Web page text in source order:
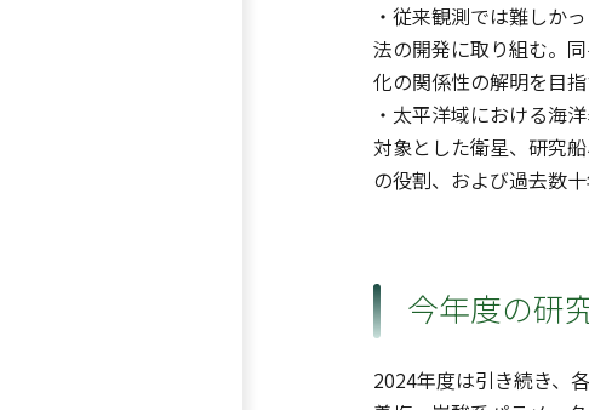
・従来観測では難しか
法の開発に取り組む。
化の関係性の解明を目指
・太平洋域における海
対象とした衛星、研究
の役割、および過去数
今年度の研
2024年度は引き続き、